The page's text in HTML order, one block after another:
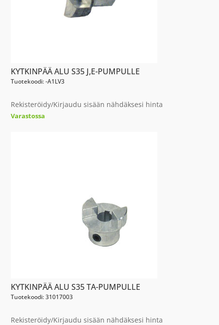
KYTKINPÄÄ ALU S35 J,E-PUMPULLE
Tuotekoodi: -A1LV3
Rekisteröidy/Kirjaudu sisään nähdäksesi hinta
Varastossa
KYTKINPÄÄ ALU S35 TA-PUMPULLE
Tuotekoodi: 31017003
Rekisteröidy/Kirjaudu sisään nähdäksesi hinta